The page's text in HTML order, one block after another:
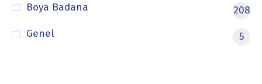
Boya Badana
208
Genel
5